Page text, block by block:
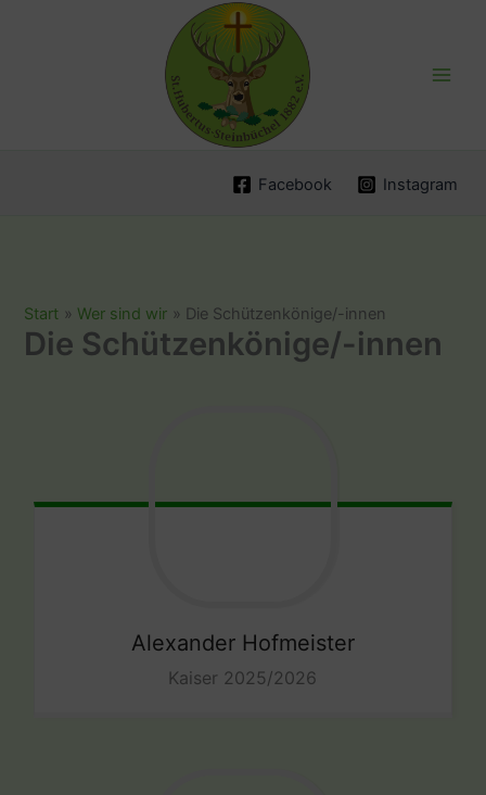
Facebook Instagram
Start Wer sind wir Die Schützenkönige/-innen
Die Schützenkönige/-innen
Alexander Hofmeister
Kaiser 2025/2026